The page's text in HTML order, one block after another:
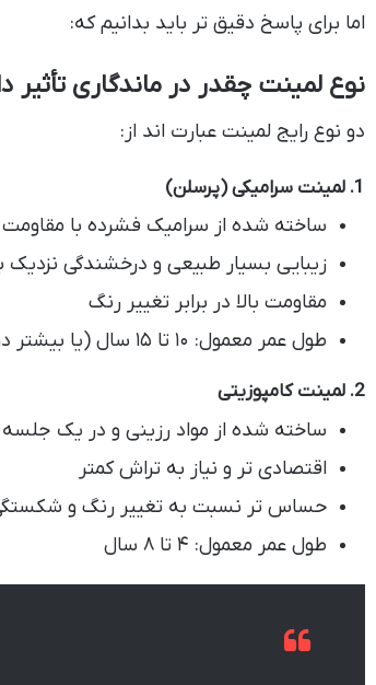
اما برای پاسخ دقیق تر باید بدانیم که:
نوع لمینت چقدر در ماندگاری تأثیر
دو نوع رایج لمینت عبارت اند از:
1. لمینت سرامیکی (پرسلن)
ساخته شده از سرامیک فشرده با مقاومت
زیبایی بسیار طبیعی و درخشندگی نزدیک
مقاومت بالا در برابر تغییر رنگ
طول عمر معمول: ۱۰ تا ۱۵ سال (یا بیشتر در صورت مراقبت خوب)
2. لمینت کامپوزیتی
ساخته شده از مواد رزینی و در یک
اقتصادی تر و نیاز به تراش کمتر
حساس تر نسبت به تغییر رنگ و
طول عمر معمول: ۴ تا ۸ سال